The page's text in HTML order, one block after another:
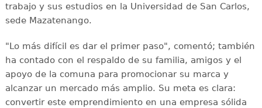
trabajo y sus estudios en la Universidad de San Carlos,
sede Mazatenango.
"Lo más difícil es dar el primer paso", comentó; también
ha contado con el respaldo de su familia, amigos y el
apoyo de la comuna para promocionar su marca y
alcanzar un mercado más amplio. Su meta es clara:
convertir este emprendimiento en una empresa sólida